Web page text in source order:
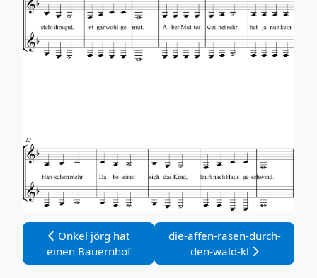
Vorheriger Beitrag: Onkel jörg hat einen Bauernhof
Onkel jörg hat
einen Bauernhof
Nächster Beitrag: die-affen-
die-affen-rasen-durch-
den-wald-kl